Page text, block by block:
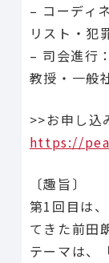
– コーディ
リスト・犯
– 司会進行
教授・一般
>>お申し込
https://
〔趣旨〕
第1回目は、
てきた前田
テーマは、